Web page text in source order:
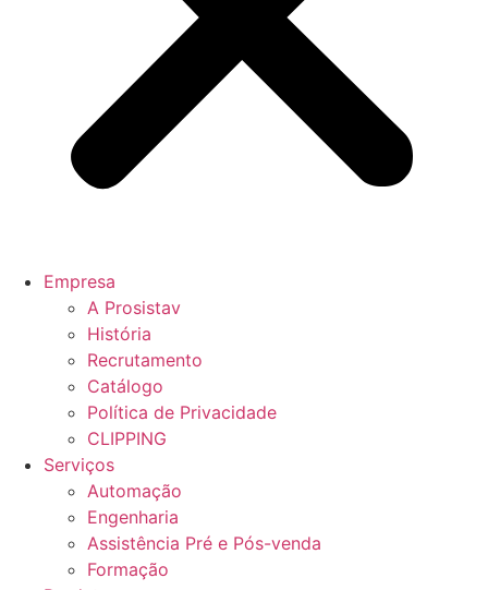
Empresa
A Prosistav
História
Recrutamento
Catálogo
Política de Privacidade
CLIPPING
Serviços
Automação
Engenharia
Assistência Pré e Pós-venda
Formação